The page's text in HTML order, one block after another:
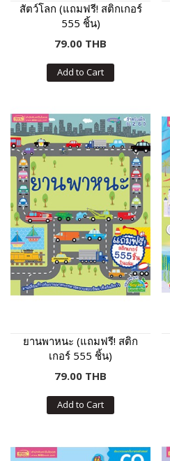
สัตว์โลก (แถมฟรี! สติกเกอร์
555 ชิ้น)
79.00 THB
Add to Cart
ยานพาหนะ (แถมฟรี! สติก
เกอร์ 555 ชิ้น)
79.00 THB
Add to Cart